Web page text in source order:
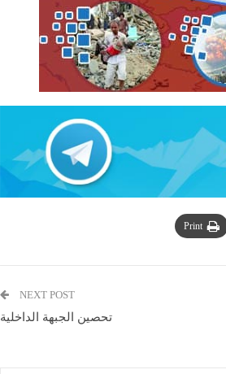
Print
NEXT POST
تحصين الجبهة الداخلية